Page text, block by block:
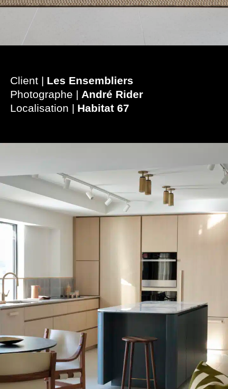
Client | Les Ensembliers
Photographe | André Rider
Localisation | Habitat 67